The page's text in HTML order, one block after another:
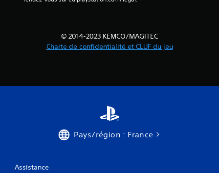
© 2014-2023 KEMCO/MAGITEC
Charte de confidentialité et CLUF du jeu
Pays/région : France
Assistance